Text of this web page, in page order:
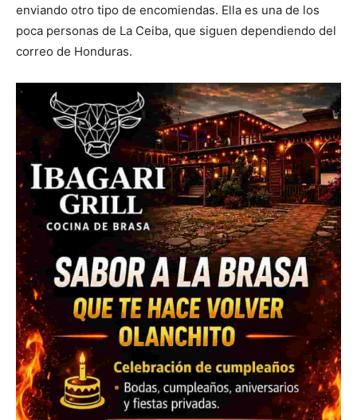
enviando otro tipo de encomiendas. Ella es una de los
poca personas de La Ceiba, que siguen dependiendo del
correo de Honduras.